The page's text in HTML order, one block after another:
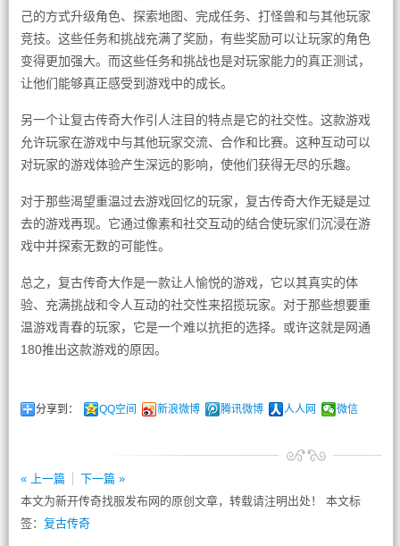
己的方式升级角色、探索地图、完成任务、打怪兽和与其他玩家
竞技。这些任务和挑战充满了奖励，有些奖励可以让玩家的角色
变得更加强大。而这些任务和挑战也是对玩家能力的真正测试，
让他们能够真正感受到游戏中的成长。
另一个让复古传奇大作引人注目的特点是它的社交性。这款游戏
允许玩家在游戏中与其他玩家交流、合作和比赛。这种互动可以
对玩家的游戏体验产生深远的影响，使他们获得无尽的乐趣。
对于那些渴望重温过去游戏回忆的玩家，复古传奇大作无疑是过
去的游戏再现。它通过像素和社交互动的结合使玩家们沉浸在游
戏中并探索无数的可能性。
总之，复古传奇大作是一款让人愉悦的游戏，它以其真实的体
验、充满挑战和令人互动的社交性来招揽玩家。对于那些想要重
温游戏青春的玩家，它是一个难以抗拒的选择。或许这就是网通
180推出这款游戏的原因。
分享到： QQ空间 新浪微博 腾讯微博 人人网 微信
« 上一篇
下一篇 »
本文为新开传奇找服发布网的原创文章，转载请注明出处！ 本文标
签： 复古传奇